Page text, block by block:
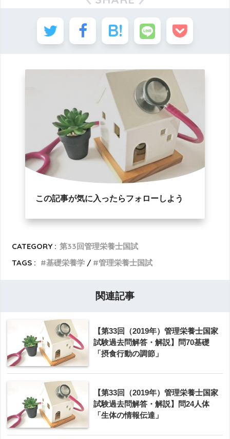
この記事が気に入ったらフォローしよう
CATEGORY : 第33回管理栄養士国試
TAGS :
基礎栄養学 管理栄養士国試
関連記事
【第33回（2019年）管理栄養士国家
試験過去問解答・解説】問70基礎
「摂食行動の調節」
【第33回（2019年）管理栄養士国家
試験過去問解答・解説】問24人体
「生体の情報伝達」